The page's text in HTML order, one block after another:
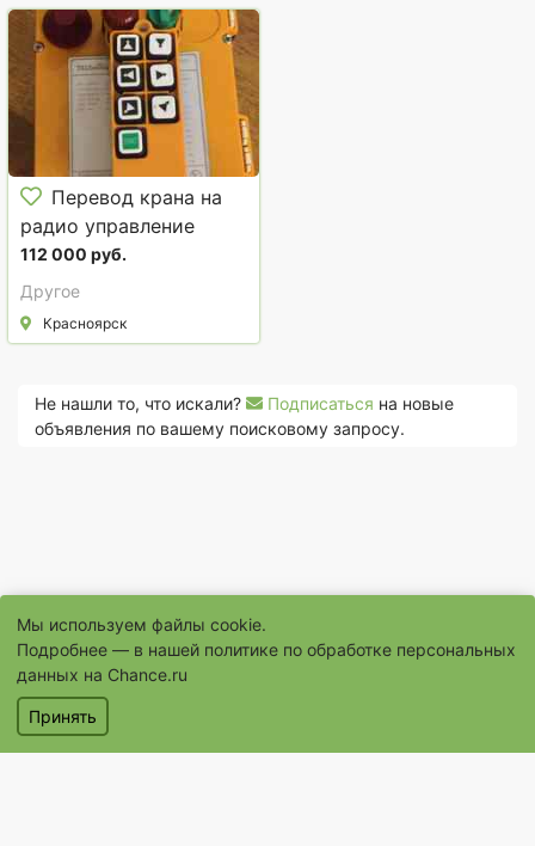
Перевод крана на
радио управление
112 000 руб.
Другое
Красноярск
Не нашли то, что искали? Подписаться на новые
объявления по вашему поисковому запросу.
Мы используем файлы cookie.
Подробнее — в нашей политике по обработке персональных
данных на Chance.ru
Принять
© 1996–2026 Сайт бесплатных объявлений «Шанс.Ру»
® «Шанс», «chance» являются зарегистрированными товарными
знаками